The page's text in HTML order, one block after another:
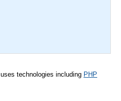
uses technologies including PHP